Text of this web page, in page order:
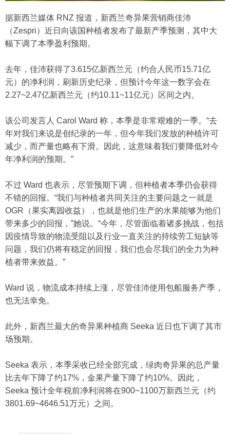
据新西兰媒体 RNZ 报道，新西兰奇异果营销商佳沛
（Zespri）近日向该国种植者发布了最新产季预测，其中大
幅下调了本季盈利预期。
去年，佳沛获得了3.615亿新西兰元（约合人民币15.71亿
元）的净利润，刷新历史纪录，但预计今年这一数字会在
2.27~2.47亿新西兰元（约10.11~11亿元）区间之内。
该公司发言人 Carol Ward 称，本季是非常艰难的一季。“去
年对我们来说是创纪录的一年，但今年我们发放的种植许可
减少，而产量也略有下滑。因此，这意味着我们要降低对今
年净利润的预期。”
不过 Ward 也表示，尽管预期下调，但种植者本季仍会获得
不错的回报。“我们与种植者共同关注的主要问题之一就是
OGR（果实离园收益），也就是他们生产的水果能够为他们
带来多少的回报，”她说。“今年，尽管面临着诸多挑战，包括
因疫情导致的物流受阻以及行业一直关注的持续劳工短缺等
问题，我们仍将有稳定的回报，我们也会尽我们的全力为种
植者带来效益。”
Ward 说，物流成本持续上涨，尽管佳沛使用包船服务产季，
也无法幸免。
此外，新西兰最大的奇异果种植商 Seeka 近日也下调了其市
场预期。
Seeka 表示，本季采收已经全部完成，绿肉奇异果的总产量
比去年下降了约17%，金果产量下降了约10%。因此，
Seeka 预计全年税前净利润将在900~1100万新西兰元（约
3801.69~4646.51万元）之间。